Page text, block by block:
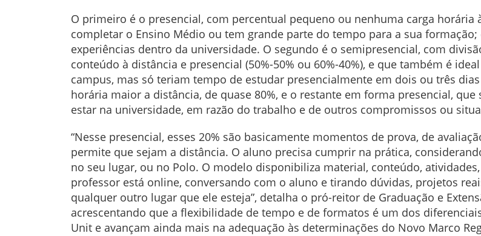
O primeiro é o presencial, com percentual pequeno ou nenhuma carga horária
completar o Ensino Médio ou tem grande parte do tempo para a sua
experiências dentro da universidade. O segundo é o semipresencial, com
conteúdo à distância e presencial (50%-50% ou 60%-40%), e que também é
campus, mas só teriam tempo de estudar presencialmente em dois ou três
horária maior a distância, de quase 80%, e o restante em forma presencial,
estar na universidade, em razão do trabalho e de outros compromissos ou
“Nesse presencial, esses 20% são basicamente momentos de prova, de
permite que sejam a distância. O aluno precisa cumprir na prática,
no seu lugar, ou no Polo. O modelo disponibiliza material, conteúdo,
professor está online, conversando com o aluno e tirando dúvidas, projetos
qualquer outro lugar que ele esteja”, detalha o pró-reitor de Graduação e
acrescentando que a flexibilidade de tempo e de formatos é um dos
Unit e avançam ainda mais na adequação às determinações do Novo Marco